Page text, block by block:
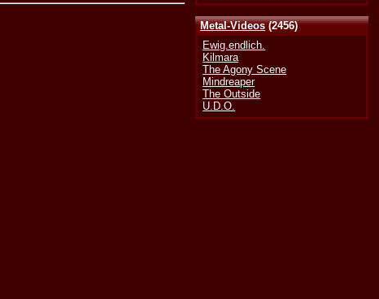
Metal-Videos(2456)
Ewig.endlich.
Kilmara
The Agony Scene
Mindreaper
The Outside
U.D.O.